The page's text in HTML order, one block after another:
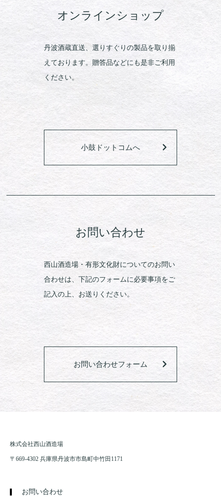
オンラインショップ
丹波酒蔵直送、選りすぐりの製品を取り揃
えております。贈答品などにも是非ご利用
ください。
小鼓ドットコムへ
お問い合わせ
西山酒造場・有形文化財についてのお問い
合わせは、下記のフォームに必要事項をご
記入の上、お送りください。
お問い合わせフォーム
株式会社西山酒造場
〒669-4302 兵庫県丹波市市島町中竹田1171
お問い合わせ